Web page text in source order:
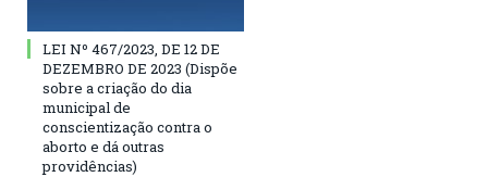
LEI Nº 467/2023, DE 12 DE
DEZEMBRO DE 2023 (Dispõe
sobre a criação do dia
municipal de
conscientização contra o
aborto e dá outras
providências)